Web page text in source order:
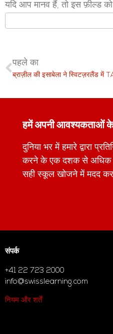
यदि आप मानव हैं, तो इस फ़ील्ड
पहले का
हमें अपनी आवश्यकताओं के
दुनिया भर में हमारे द्वारा
करने के एक दशक से अधिक
सही स्कूल खोजने में मदद
संपर्क
+41 22 723 2000
info@swisslearning.com
नियम और शर्तें